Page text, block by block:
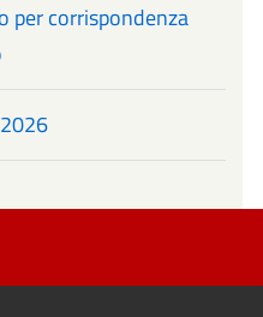
per corrispondenza